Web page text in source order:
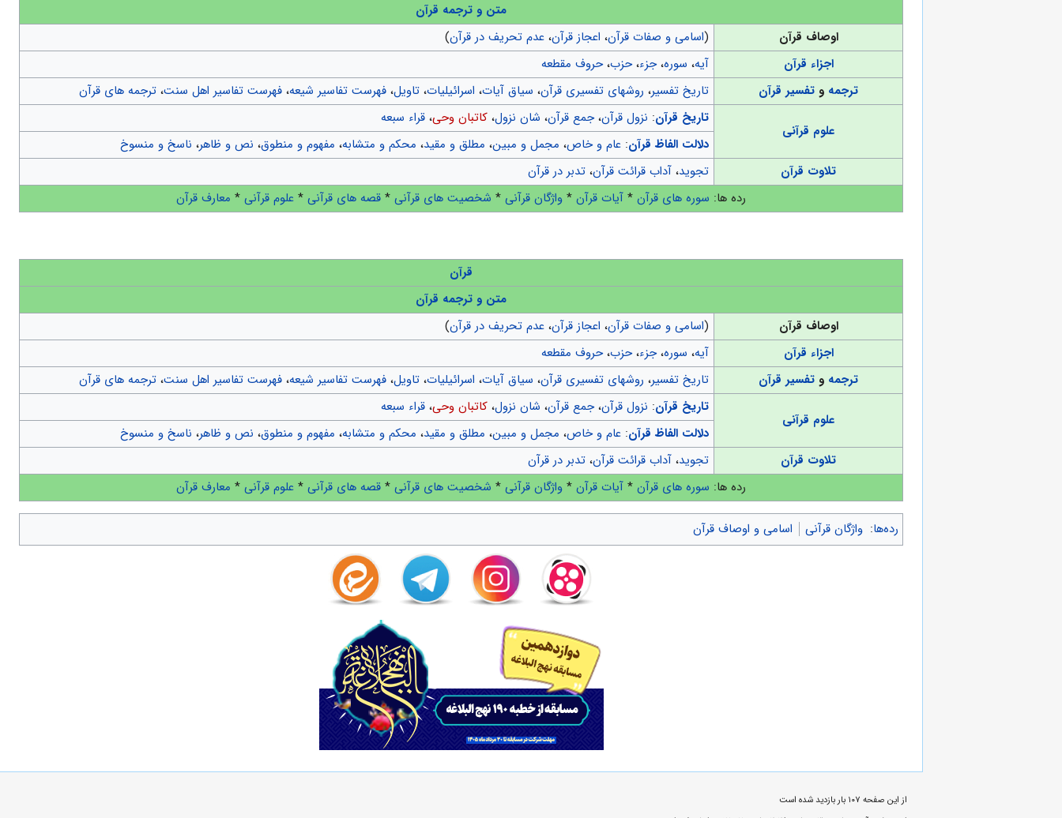
متن و ترجمه قرآن
اوصاف قرآن
(اسامی و صفات قرآن، اعجاز قرآن، عدم تحریف در قرآن)
اجزاء قرآن
آیه، سوره،جزء،حزب،حروف مقطعه
ترجمه و تفسیر قرآن تاریخ تفسیر، روشهای تفسیری قرآن، سیاق آیات، اسرائیلیات، تاویل، فهرست تفاسیر شیعه، فهرست تفاسیر اهل سنت، ترجمه های قرآن
علوم قرآنی
تاریخ قرآن: نزول قرآن،جمع قرآن، شان نزول، کاتبان وحی، قراء سبعه
دلالت الفاظ قرآن: عام و خاص، مجمل و مبین، مطلق و مقید، محکم و متشابه، مفهوم و منطوق، نص و ظاهر، ناسخ و منسوخ
تلاوت قرآن
تجوید، آداب قرائت قرآن، تدبر در قرآن
رده ها: سوره های قرآن * آیات قرآن * واژگان قرآنی * شخصیت های قرآنی * قصه های قرآنی * علوم قرآنی * معارف قرآن
قرآن
متن و ترجمه قرآن
اوصاف قرآن
(اسامی و صفات قرآن، اعجاز قرآن، عدم تحریف در قرآن)
اجزاء قرآن
آیه، سوره،جزء،حزب،حروف مقطعه
ترجمه و تفسیر قرآن تاریخ تفسیر، روشهای تفسیری قرآن، سیاق آیات، اسرائیلیات، تاویل، فهرست تفاسیر شیعه، فهرست تفاسیر اهل سنت، ترجمه های قرآن
علوم قرآنی
تاریخ قرآن: نزول قرآن،جمع قرآن، شان نزول، کاتبان وحی، قراء سبعه
دلالت الفاظ قرآن: عام و خاص، مجمل و مبین، مطلق و مقید، محکم و متشابه، مفهوم و منطوق، نص و ظاهر، ناسخ و منسوخ
تلاوت قرآن
تجوید، آداب قرائت قرآن، تدبر در قرآن
رده ها: سوره های قرآن * آیات قرآن * واژگان قرآنی * شخصیت های قرآنی * قصه های قرآنی * علوم قرآنی * معارف قرآن
رده‌ها: واژگان قرآنی اسامی و اوصاف قرآن
از این صفحه ۱۰۷ بار بازدید شده است